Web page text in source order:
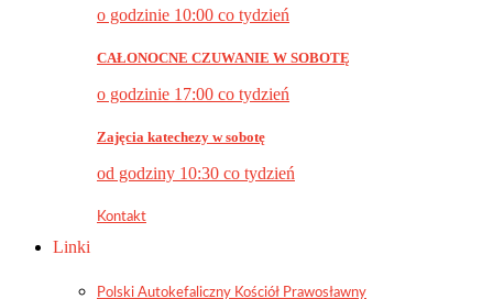
o godzinie 10:00 co tydzień
CAŁONOCNE CZUWANIE W SOBOTĘ
o godzinie 17:00 co tydzień
Zajęcia katechezy w sobotę
od godziny 10:30 co tydzień
Kontakt
Linki
Polski Autokefaliczny Kościół Prawosławny